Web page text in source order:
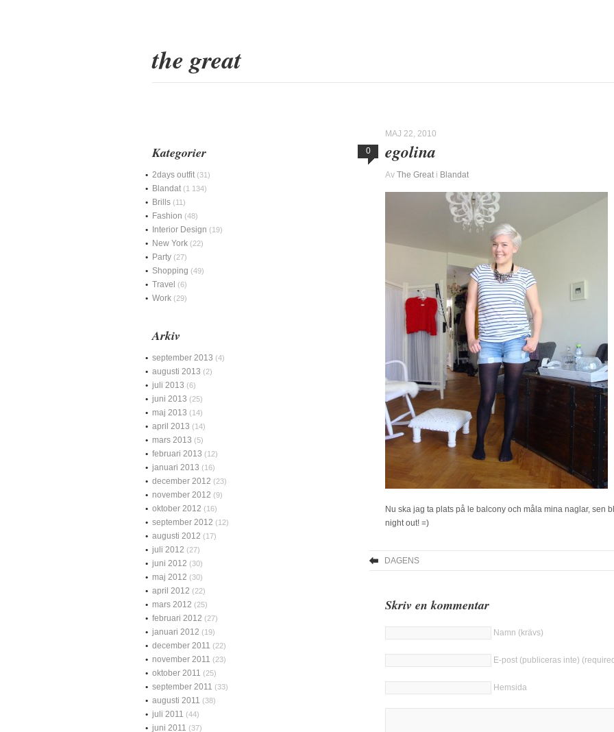
the great
MAJ 22, 2010
0
egolina
Av The Great i Blandat
Nu ska jag ta plats på le balcony och måla mina naglar, sen
night out! =)
DAGENS
Skriv en kommentar
Namn (krävs)
E-post (publiceras inte)
Hemsida
Kategorier
2days outfit (31)
Blandat (1 134)
Brills (11)
Fashion (48)
Interior Design (19)
New York (22)
Party (27)
Shopping (49)
Travel (6)
Work (29)
Arkiv
september 2013 (4)
augusti 2013 (2)
juli 2013 (6)
juni 2013 (25)
maj 2013 (14)
april 2013 (14)
mars 2013 (5)
februari 2013 (12)
januari 2013 (16)
december 2012 (23)
november 2012 (9)
oktober 2012 (16)
september 2012 (12)
augusti 2012 (17)
juli 2012 (27)
juni 2012 (30)
maj 2012 (30)
april 2012 (22)
mars 2012 (25)
februari 2012 (27)
januari 2012 (19)
december 2011 (22)
november 2011 (23)
oktober 2011 (25)
september 2011 (33)
augusti 2011 (38)
juli 2011 (44)
juni 2011 (37)